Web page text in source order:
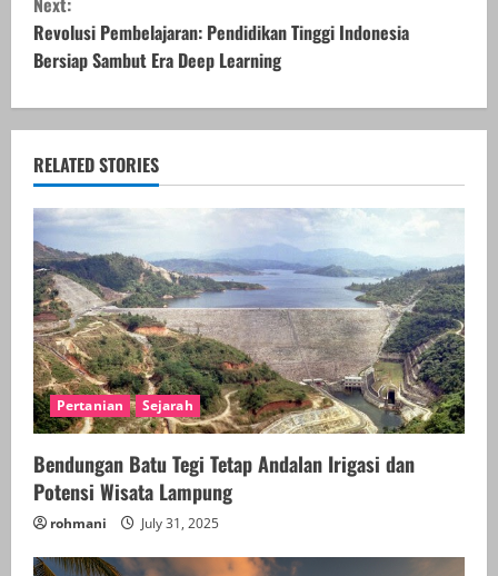
t
i
n
u
e
R
e
a
d
i
n
g
Revolusi Pembelajaran: Pendidikan Tinggi Indonesia
Bersiap Sambut Era Deep Learning
RELATED STORIES
Pertanian Sejarah
Bendungan Batu Tegi Tetap Andalan Irigasi dan
Potensi Wisata Lampung
rohmani July 31, 2025